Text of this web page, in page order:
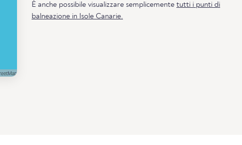
È anche possibile visualizzare semplicemente tutti i punti di
balneazione in Isole Canarie.